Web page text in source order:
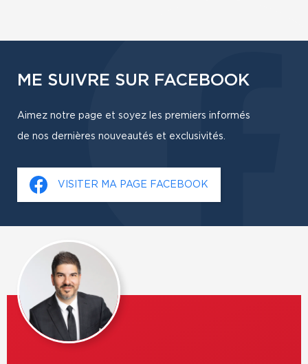
ME SUIVRE SUR FACEBOOK
Aimez notre page et soyez les premiers informés
de nos dernières nouveautés et exclusivités.
VISITER MA PAGE FACEBOOK